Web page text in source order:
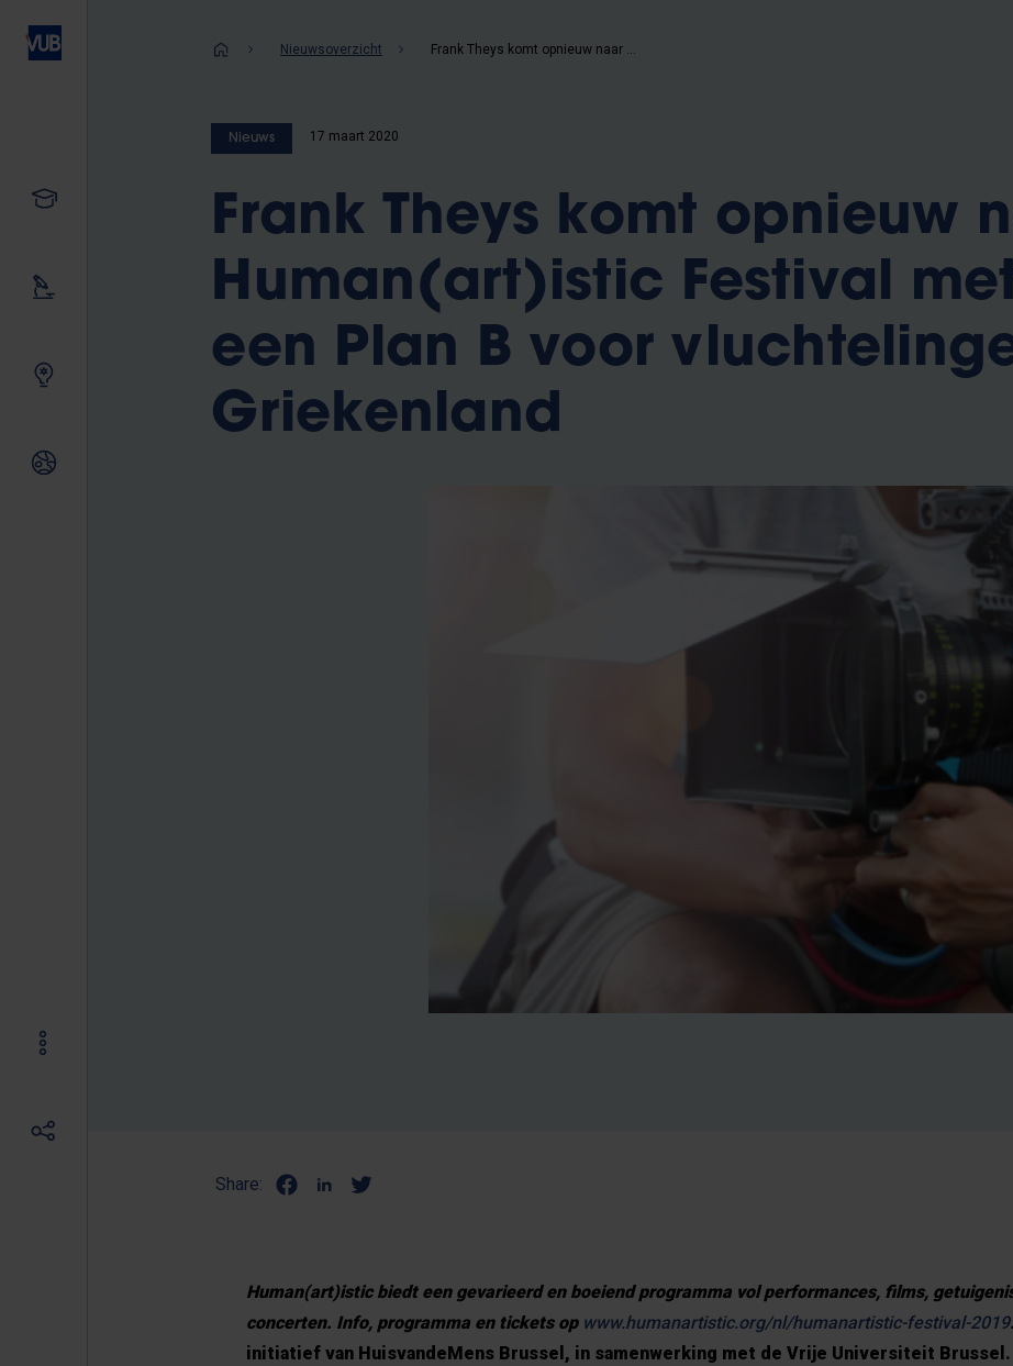
Ons onderzoek
Kruimelpad
Nieuwsoverzicht
Nieuws 17 maart 2020
Frank Theys komt opnieuw
Human(art)istic Festival
een Plan B voor
Griekenland
Share:
Human(art)istic biedt een gevarieerd en boeiend programma vol performances, films,
concerten. Info, programma en tickets op www.humanartistic.org/nl/humanartistic-festival-2019.
initiatief van HuisvandeMens Brussel, in samenwerking met de Vrije Universiteit Brussel.